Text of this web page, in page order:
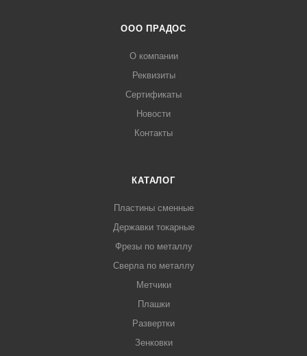
ООО ПРАДОС
О компании
Реквизиты
Сертификаты
Новости
Контакты
КАТАЛОГ
Пластины сменные
Державки токарные
Фрезы по металлу
Сверла по металлу
Метчики
Плашки
Развертки
Зенковки